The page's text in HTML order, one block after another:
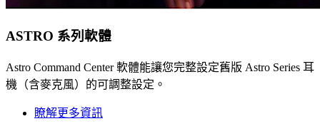
ASTRO 系列軟體
Astro Command Center 軟體能讓您完整設定舊版 Astro Series 耳
機（含麥克風）的可調整設定。
瞭解更多資訊